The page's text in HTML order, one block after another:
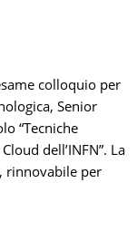
colloquio per
Senior
“Tecniche
dell’INFN”. La
rinnovabile per